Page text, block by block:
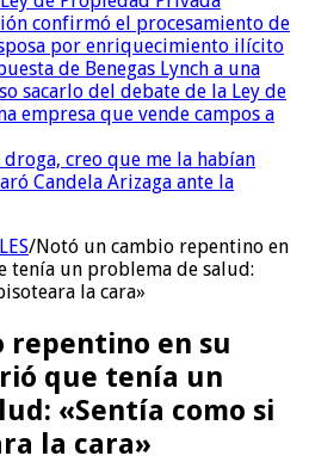
confirmó el procesamiento de
por enriquecimiento ilícito
de Benegas Lynch a una
sacarlo del debate de la Ley de
empresa que vende campos a
creo que me la habían
Candela Arizaga ante la
/Notó un cambio repentino en
tenía un problema de salud:
la cara»
repentino en su
que tenía un
«Sentía como si
la cara»